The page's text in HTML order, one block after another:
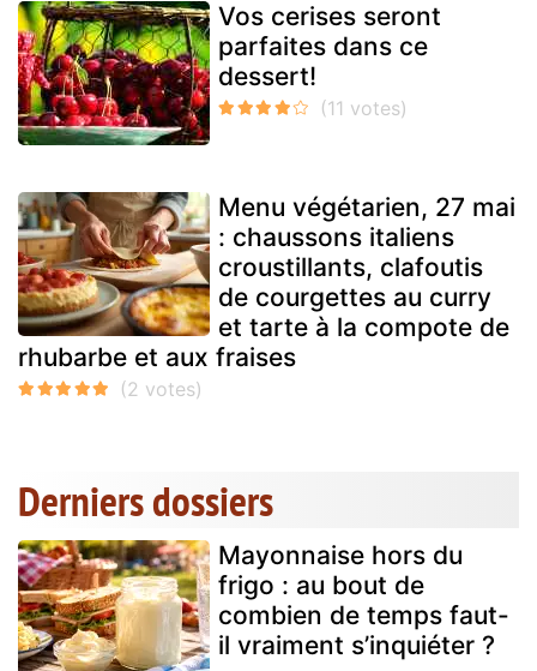
Vos cerises seront
parfaites dans ce
dessert!
Menu végétarien, 27 mai
: chaussons italiens
croustillants, clafoutis
de courgettes au curry
et tarte à la compote de
rhubarbe et aux fraises
Derniers dossiers
Mayonnaise hors du
frigo : au bout de
combien de temps faut-
il vraiment s’inquiéter ?